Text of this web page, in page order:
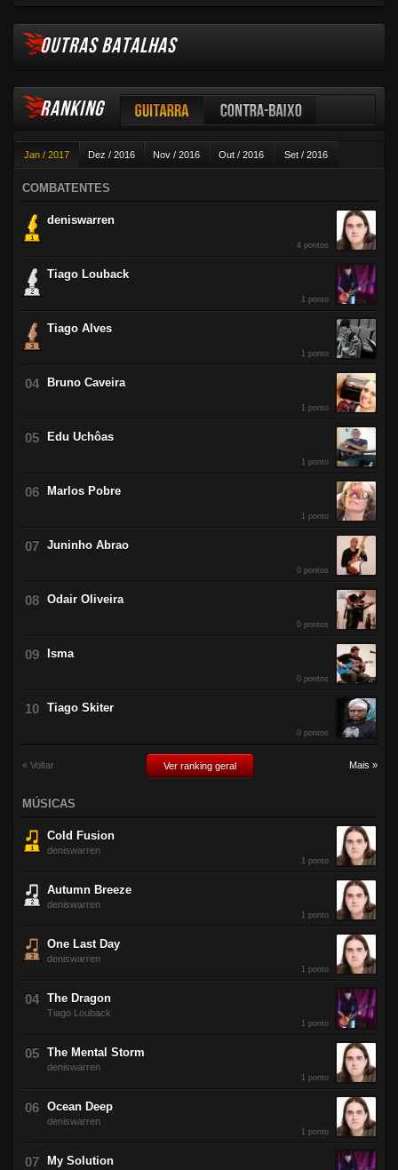
OUTRAS BATALHAS
RANKING
Jan / 2017 Dez / 2016 Nov / 2016 Out / 2016 Set / 2016
Ago / 2016 Jul / 2016
Guitarra Contra-baixo
COMBATENTES
deniswarren
4 pontos
Tiago Louback
1 ponto
Tiago Alves
1 ponto
Bruno Caveira
1 ponto
Edu Uchôas
1 ponto
Marlos Pobre
1 ponto
Juninho Abrao
0 pontos
Odair Oliveira
0 pontos
Isma
0 pontos
Tiago Skiter
0 pontos
« Voltar Ver ranking geral Mais »
MÚSICAS
Cold Fusion
deniswarren
1 ponto
Autumn Breeze
deniswarren
1 ponto
One Last Day
deniswarren
1 ponto
The Dragon
Tiago Louback
1 ponto
The Mental Storm
deniswarren
1 ponto
Ocean Deep
deniswarren
1 ponto
My Solution